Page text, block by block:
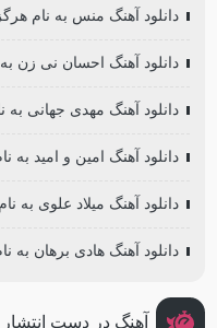
دانلود آهنگ منس به نام هرگز
دانلود آهنگ احسان نی زن به
دانلود آهنگ مهدی جهانی به
دانلود آهنگ امین و امید به
دانلود آهنگ میلاد علوی
دانلود آهنگ هادی برهان به
آهنگ در دست انتشار